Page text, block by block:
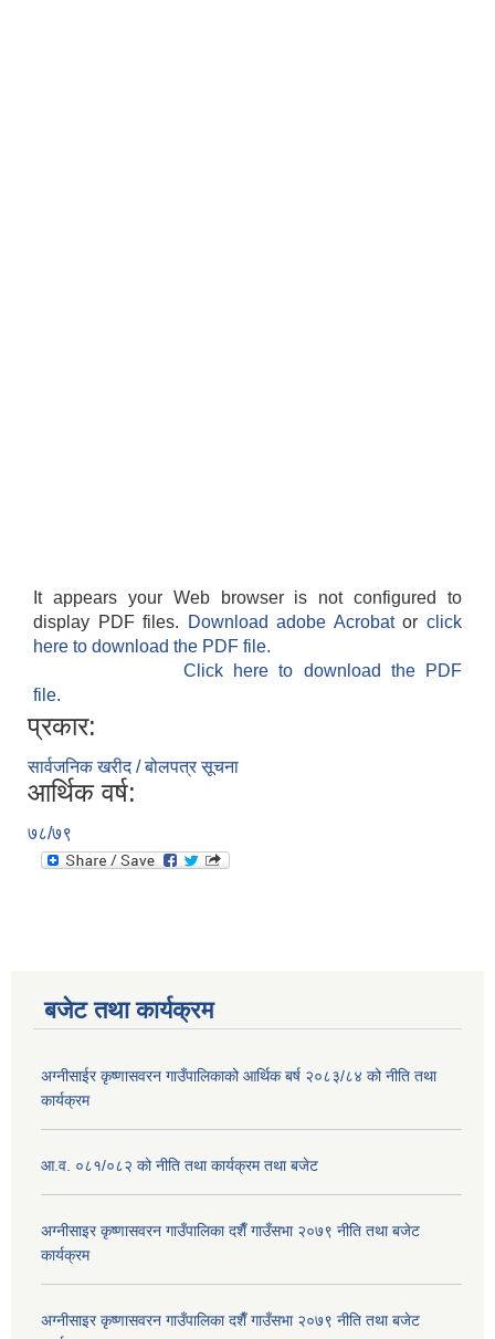
It appears your Web browser is not configured to
display PDF files.
Download adobe Acrobatorclick
here to download the PDF file.
Click here to download the PDF
file.
प्रकार:
सार्वजनिक खरीद / बोलपत्र सूचना
आर्थिक वर्ष:
७८/७९
बजेट तथा कार्यक्रम
अग्नीसाईर कृष्णासवरन गाउँपालिकाको आर्थिक बर्ष २०८३/८४ को नीति तथा
कार्यक्रम
आ.व. ०८१/०८२ को नीति तथा कार्यक्रम तथा बजेट
अग्नीसाइर कृष्णासवरन गाउँपालिका दशैँ गाउँसभा २०७९ नीति तथा बजेट
कार्यक्रम
अग्नीसाइर कृष्णासवरन गाउँपालिका दशैँ गाउँसभा २०७९ नीति तथा बजेट